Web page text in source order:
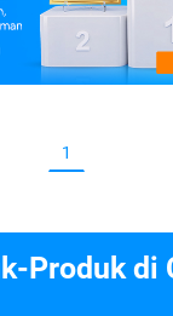
1
Produk di